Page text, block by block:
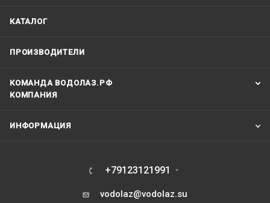
КАТАЛОГ
ПРОИЗВОДИТЕЛИ
КОМАНДА ВОДОЛАЗ.РФ
КОМПАНИЯ
ИНФОРМАЦИЯ
+79123121991
vodolaz@vodolaz.su